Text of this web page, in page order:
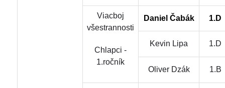
Viacboj
všestrannosti
Chlapci -
1.ročník
Daniel Čabák 1.D
Kevin Lipa 1.D
Oliver Dzák 1.B